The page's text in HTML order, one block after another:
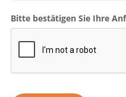
Bitte bestätigen Sie Ihre